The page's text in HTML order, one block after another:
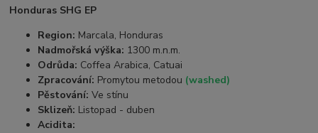
Honduras SHG EP
Region: Marcala, Honduras
Nadmořská výška: 1300 m.n.m.
Odrůda: Coffea Arabica, Catuai
Zpracování: Promytou metodou (washed)
Pěstování: Ve stínu
Sklizeň: Listopad - duben
Acidita: